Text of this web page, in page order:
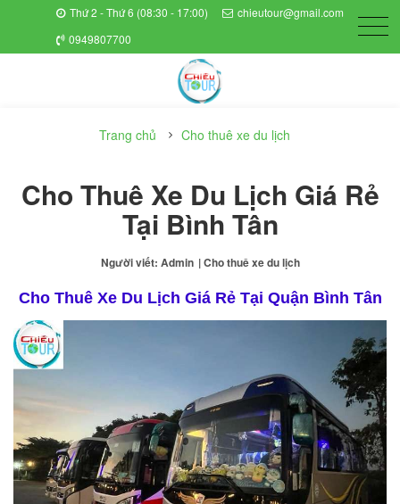
Thứ 2 - Thứ 6 (08:30 - 17:00)
chieutour@gmail.com
0949807700
Trang chủ Cho thuê xe du lịch
Cho Thuê Xe Du Lịch Giá Rẻ
Tại Bình Tân
Người viết: Admin | Cho thuê xe du lịch
Cho Thuê Xe Du Lịch Giá Rẻ Tại Quận Bình Tân